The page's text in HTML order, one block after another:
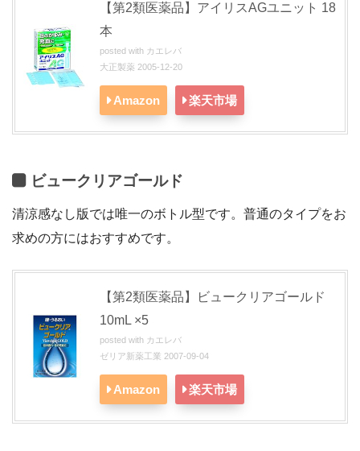
【第2類医薬品】アイリスAGユニット 18
本
posted with カエレバ
大正製薬 2005-12-20
Amazon 楽天市場
ビュークリアゴールド
清涼感なし版では唯一のボトル型です。普通のタイプをお
求めの方にはおすすめです。
【第2類医薬品】ビュークリアゴールド
10mL ×5
posted with カエレバ
ゼリア新薬工業 2007-09-04
Amazon 楽天市場